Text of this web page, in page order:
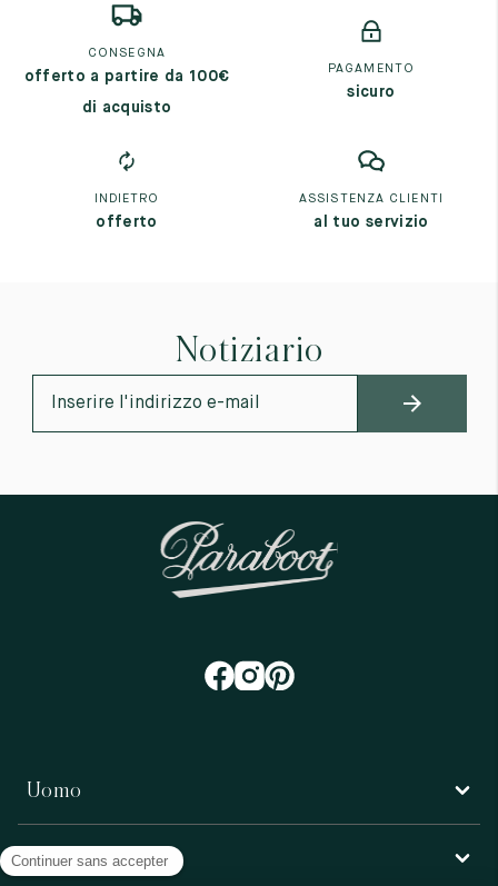
CONSEGNA
offerto a partire da 100€
di acquisto
PAGAMENTO
sicuro
INDIETRO
offerto
ASSISTENZA CLIENTI
al tuo servizio
Notiziario
Uomo
Donna